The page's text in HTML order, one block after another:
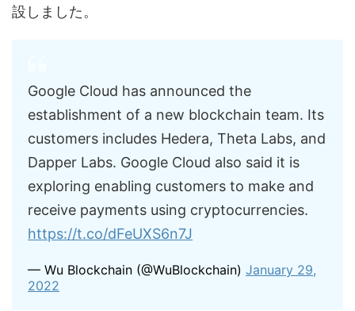
設しました。
Google Cloud has announced the
establishment of a new blockchain team. Its
customers includes Hedera, Theta Labs, and
Dapper Labs. Google Cloud also said it is
exploring enabling customers to make and
receive payments using cryptocurrencies.
https://t.co/dFeUXS6n7J
— Wu Blockchain (@WuBlockchain) January 29,
2022